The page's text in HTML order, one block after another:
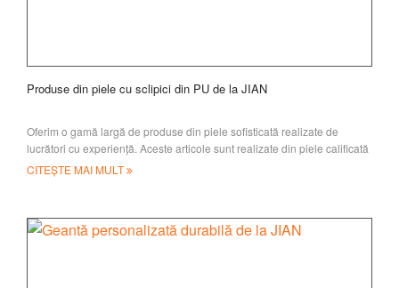
Produse din piele cu sclipici din PU de la JIAN
Oferim o gamă largă de produse din piele sofisticată realizate de
lucrători cu experiență. Aceste articole sunt realizate din piele calificată
și solide și rezistentă
CITEȘTE MAI MULT